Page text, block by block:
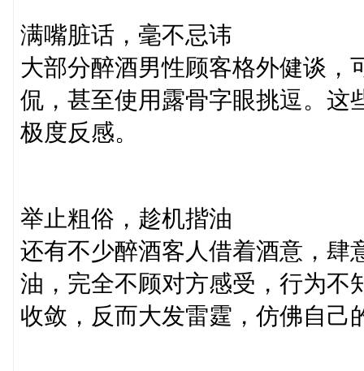
满嘴脏话，毫不忌讳​
大部分醉酒男性顾客格外健谈，
侃，甚至使用露骨字眼挑逗。这
极度反感。​
举止粗俗，趁机揩油​
还有不少醉酒客人借着酒意，肆
油，完全不顾对方感受，行为不
收敛，反而大发雷霆，仿佛自己